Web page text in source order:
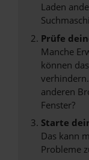
Laden
Prüfe
Manche
können
anderen
Fenster?
Starte
Das kann
Probleme